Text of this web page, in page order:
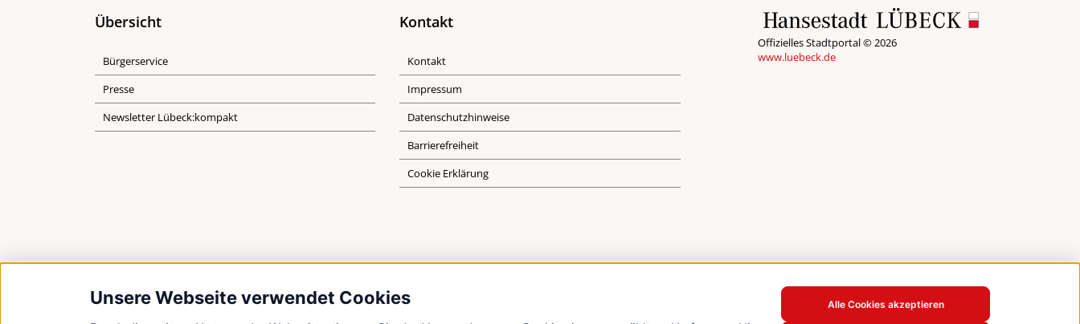
Unsere Webseite verwendet Cookies Alle Cookies akzeptieren
Übersicht
Bürgerservice
Presse
Newsletter Lübeck:kompakt
Kontakt
Kontakt
Impressum
Datenschutzhinweise
Barrierefreiheit
Cookie Erklärung
Offizielles Stadtportal © 2026
www.luebeck.de